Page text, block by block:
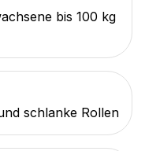
bis 100 kg
schlanke Rollen